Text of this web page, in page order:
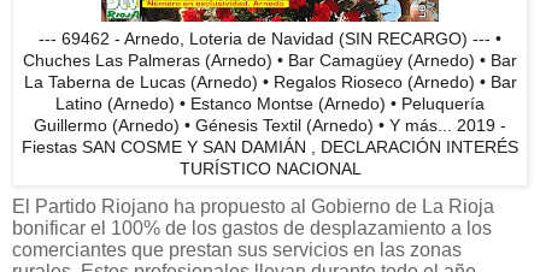
--- 69462 - Arnedo, Loteria de Navidad (SIN RECARGO) --- •
Chuches Las Palmeras (Arnedo) • Bar Camagüey (Arnedo) • Bar
La Taberna de Lucas (Arnedo) • Regalos Rioseco (Arnedo) • Bar
Latino (Arnedo) • Estanco Montse (Arnedo) • Peluquería
Guillermo (Arnedo) • Génesis Textil (Arnedo) • Y más... 2019 -
Fiestas SAN COSME Y SAN DAMIÁN , DECLARACIÓN INTERÉS
TURÍSTICO NACIONAL
El Partido Riojano ha propuesto al Gobierno de La Rioja
bonificar el 100% de los gastos de desplazamiento a los
comerciantes que prestan sus servicios en las zonas